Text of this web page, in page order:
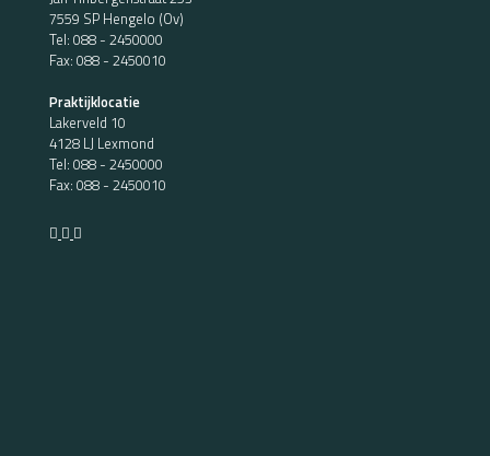
7559 SP Hengelo (Ov)
Tel: 088 - 2450000
Fax: 088 - 2450010
Praktijklocatie
Lakerveld 10
4128 LJ Lexmond
Tel: 088 - 2450000
Fax: 088 - 2450010